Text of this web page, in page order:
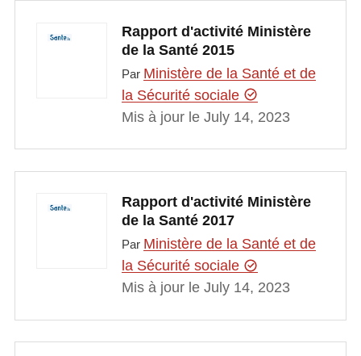
Rapport d'activité Ministère
de la Santé 2015
Par Ministère de la Santé et de
la Sécurité sociale
Mis à jour le July 14, 2023
Rapport d'activité Ministère
de la Santé 2017
Par Ministère de la Santé et de
la Sécurité sociale
Mis à jour le July 14, 2023